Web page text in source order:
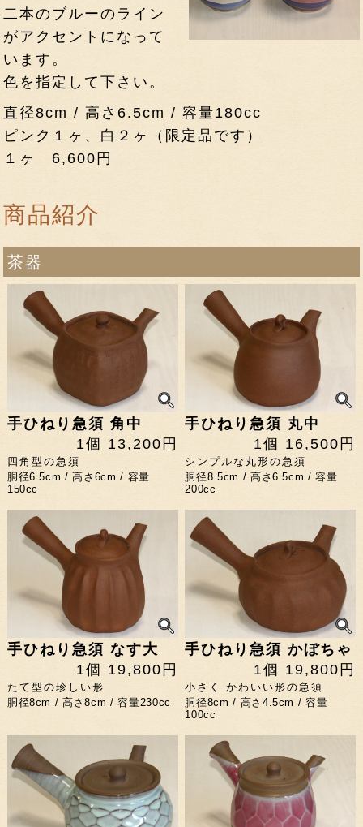
二本のブルーのライン
がアクセントになって
います。
色を指定して下さい。
直径8cm / 高さ6.5cm / 容量180cc
ピンク１ヶ、白２ヶ（限定品です）
１ヶ 6,600円
商品紹介
茶器
手ひねり急須 角中
1個 13,200円
四角型の急須
胴径6.5cm / 高さ6cm / 容量
150cc
手ひねり急須 丸中
1個 16,500円
シンプルな丸形の急須
胴径8.5cm / 高さ6.5cm / 容量
200cc
手ひねり急須 なす大
1個 19,800円
たて型の珍しい形
胴径8cm / 高さ8cm / 容量230cc
手ひねり急須 かぼちゃ
1個 19,800円
小さく かわいい形の急須
胴径8cm / 高さ4.5cm / 容量
100cc